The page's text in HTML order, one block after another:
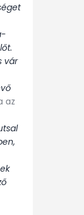
vár
az